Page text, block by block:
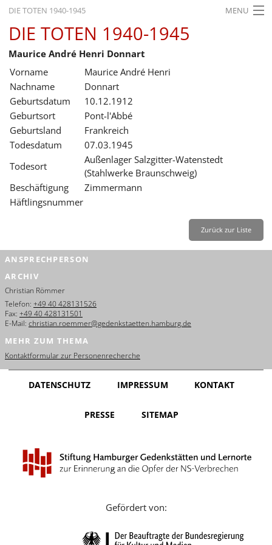
DIE TOTEN 1940-1945 MENU
STARTSEITE
AKTUELLES
AUSSTELLUNGEN
GESCHICHTE
BILDUNG
SERVICE
Deutsch Zurück
Deutsch
Français
Dansk
Español
Italiano
Português
Yкраїнський
Русский
DIE TOTEN 1940-1945
Maurice André Henri Donnart
Vorname
Maurice André Henri
Nachname
Donnart
Geburtsdatum
10.12.1912
Geburtsort
Pont-l'Abbé
Geburtsland
Frankreich
Todesdatum
07.03.1945
Todesort
Außenlager Salzgitter-Watenstedt
(Stahlwerke Braunschweig)
Beschäftigung
Zimmermann
Häftlingsnummer
Zurück zur Liste
ANSPRECHPERSON
ARCHIV
Christian Römmer
Telefon: +49 40 428131526
Fax: +49 40 428131501
E-Mail: christian.roemmer@gedenkstaetten.hamburg.de
MEHR ZUM THEMA
Kontaktformular zur Personenrecherche
DATENSCHUTZ IMPRESSUM KONTAKT
PRESSE SITEMAP
Gefördert von: